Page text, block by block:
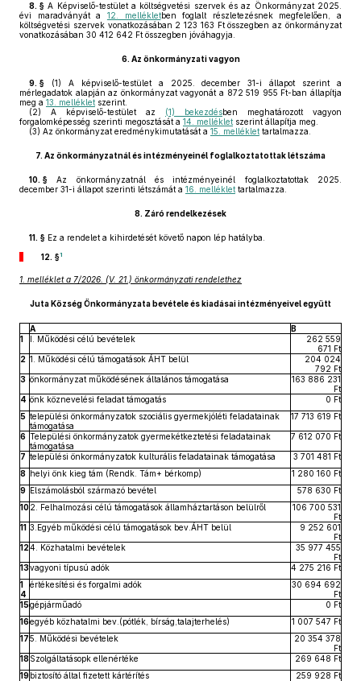
8. § A Képviselő-testület a költségvetési szervek és az Önkormányzat 2025.
évi maradványát a 12. mellékletben foglalt részletezésnek megfelelően, a
költségvetési szervek vonatkozásában 2 123 163 Ft összegben az önkormányzat
vonatkozásában 30 412 642 Ft összegben jóváhagyja.
6. Az önkormányzati vagyon
9. § (1) A képviselő-testület a 2025. december 31-i állapot szerint a
mérlegadatok alapján az önkormányzat vagyonát a 872 519 955 Ft-ban állapítja
meg a 13. melléklet szerint.
(2) A képviselő-testület az (1) bekezdésben meghatározott vagyon
forgalomképesség szerinti megosztását a 14. melléklet szerint állapítja meg.
(3) Az önkormányzat eredménykimutatását a 15. melléklet tartalmazza.
7. Az önkormányzatnál és intézményeinél foglalkoztatottak létszáma
10. § Az önkormányzatnál és intézményeinél foglalkoztatottak 2025.
december 31-i állapot szerinti létszámát a 16. melléklet tartalmazza.
8. Záró rendelkezések
11. § Ez a rendelet a kihirdetését követő napon lép hatályba.
12. §1
1. melléklet a 7/2026. (V. 21.) önkormányzati rendelethez
Juta Község Önkormányzata bevétele és kiadásai intézményeivel együtt
A
B
1
I. Működési célú bevételek
262 559
671 Ft
2 1. Működési célú támogatások ÁHT belül
204 024
792 Ft
3 önkormányzat működésének általános támogatása
163 886 231
Ft
4 önk köznevelési feladat támogatás
0 Ft
5 települési önkormányzatok szociális gyermekjóléti feladatainak
támogatása
17 713 619 Ft
6 Települési önkormányzatok gyermekétkeztetési feladatainak
támogatása
7 612 070 Ft
7 települési önkormányzatok kulturális feladatainak támogatása
3 701 481 Ft
8 helyi önk kieg tám (Rendk. Tám+ bérkomp)
1 280 160 Ft
9 Elszámolásból származó bevétel
578 630 Ft
10 2. Felhalmozási célú támogatások államháztartáson belülről
106 700 531
Ft
11 3.Egyéb működési célú támogatások bev.ÁHT belül
9 252 601
Ft
124. Közhatalmi bevételek
35 977 455
Ft
13vagyoni típusú adók
4 275 216 Ft
1
4
értékesítési és forgalmi adók
30 694 692
Ft
15gépjárműadó
0 Ft
16egyéb közhatalmi bev.(pótlék, bírság,talajterhelés)
1 007 547 Ft
175. Működési bevételek
20 354 378
Ft
18Szolgáltatásopk ellenértéke
269 648 Ft
19biztosító által fizetett kártérítés
259 928 Ft